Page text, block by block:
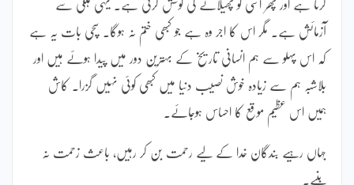
کرنا ہے اور پھر اسی کو پھیلانے کی کوشش کرنی ہے۔ یہی ہلکی سے
آزمائش ہے۔ مگر اس کا اجر وہ ہے جو کبھی ختم نہ ہوگا۔ سچی بات یہ ہے
کہ اس پہلو سے ہم انسانی تاریخ کے بہترین دور میں پیدا ہوئے ہیں اور
بلاشبہ ہم سے زیادہ خوش نصیب دنیا میں کبھی کوئی نہیں گزرا۔ کاش
ہمیں اس عظیم موقع کا احساس ہوجائے۔
جہاں رہیے بندگان خدا کے لیے رحمت بن کر رہیں، باعث زحمت نہ
بنیے۔